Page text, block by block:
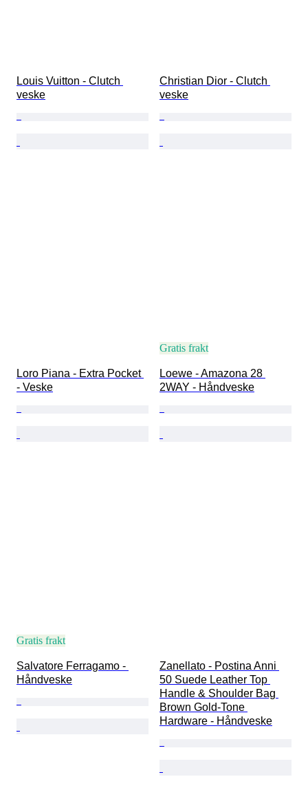
Louis Vuitton - Clutch
veske
Christian Dior - Clutch
veske
Loro Piana - Extra Pocket
- Veske
Gratis frakt
Loewe - Amazona 28
2WAY - Håndveske
Gratis frakt
Salvatore Ferragamo -
Håndveske
Zanellato - Postina Anni
50 Suede Leather Top
Handle & Shoulder Bag
Brown Gold-Tone
Hardware - Håndveske